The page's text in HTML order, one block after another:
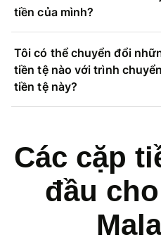
tiền của mình?
Tôi có thể chuyển đổi
tiền tệ nào với trình
tiền tệ này?
Các cặp
đầu